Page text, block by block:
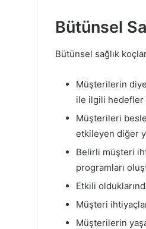
Bütünsel
Bütünsel sağlık
Müşterilerin
ile ilgili hedefler
Müşterileri
etkileyen diğer
Belirli müşteri
programları
Etkili
Müşteri
Müşterilerin